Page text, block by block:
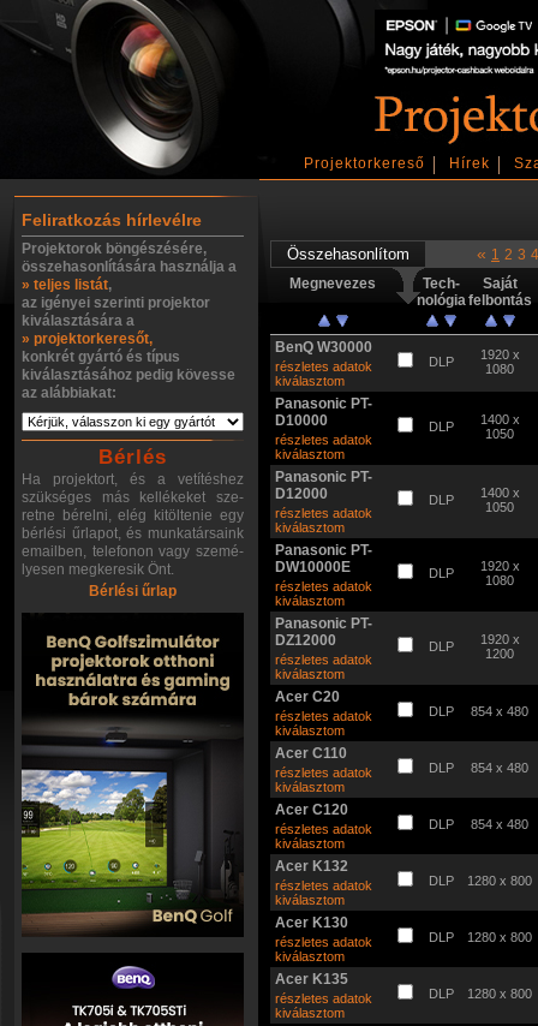
Projektorkereső Hírek
Feliratkozás hírlevélre
Projektorok böngészésére,
összehasonlítására használja a
» teljes listát,
az igényei szerinti projektor
kiválasztására a
» projektorkeresőt,
konkrét gyártó és típus
kiválasztásához pedig kövesse
az alábbiakat:
Bérlés
Ha projektort, és a vetítéshez
szükséges más kellékeket sze-
retne bérelni, elég kitöltenie egy
bérlési űrlapot, és munkatársaink
emailben, telefonon vagy szemé-
lyesen megkeresik Önt.
Bérlési űrlap
« 1 2 3 4
Megnevezes
Tech-
nológia
Saját
felbontás
BenQ W30000
részletes adatok
kiválasztom
DLP
1920 x
1080
Panasonic PT-
D10000
részletes adatok
kiválasztom
DLP
1400 x
1050
Panasonic PT-
D12000
részletes adatok
kiválasztom
DLP
1400 x
1050
Panasonic PT-
DW10000E
részletes adatok
kiválasztom
DLP
1920 x
1080
Panasonic PT-
DZ12000
részletes adatok
kiválasztom
DLP
1920 x
1200
Acer C20
részletes adatok
kiválasztom
DLP 854 x 480
Acer C110
részletes adatok
kiválasztom
DLP 854 x 480
Acer C120
részletes adatok
kiválasztom
DLP 854 x 480
Acer K132
részletes adatok
kiválasztom
DLP 1280 x 800
Acer K130
részletes adatok
kiválasztom
DLP 1280 x 800
Acer K135
részletes adatok
kiválasztom
DLP 1280 x 800